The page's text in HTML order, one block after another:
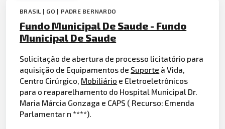
BRASIL | GO | PADRE BERNARDO
Fundo Municipal De Saude - Fundo
Municipal De Saude
Solicitação de abertura de processo licitatório para
aquisição de Equipamentos de Suporte à Vida,
Centro Cirúrgico, Mobiliário e Eletroeletrônicos
para o reaparelhamento do Hospital Municipal Dr.
Maria Márcia Gonzaga e CAPS ( Recurso: Emenda
Parlamentar n ****).